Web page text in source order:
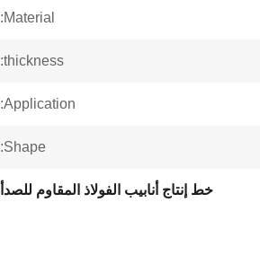
Material:
thickness:
Application:
Shape:
خط إنتاج أنابيب الفولاذ المقاوم للصدأ